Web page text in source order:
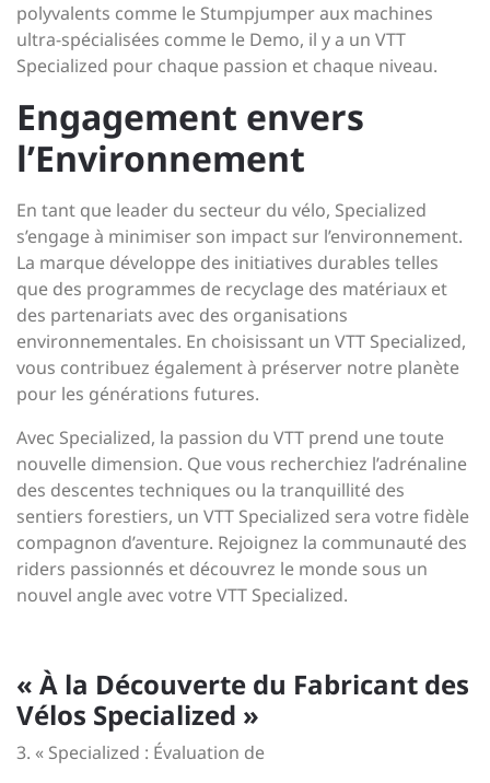
polyvalents comme le Stumpjumper aux machines
ultra-spécialisées comme le Demo, il y a un VTT
Specialized pour chaque passion et chaque niveau.
Engagement envers
l’Environnement
En tant que leader du secteur du vélo, Specialized
s’engage à minimiser son impact sur l’environnement.
La marque développe des initiatives durables telles
que des programmes de recyclage des matériaux et
des partenariats avec des organisations
environnementales. En choisissant un VTT Specialized,
vous contribuez également à préserver notre planète
pour les générations futures.
Avec Specialized, la passion du VTT prend une toute
nouvelle dimension. Que vous recherchiez l’adrénaline
des descentes techniques ou la tranquillité des
sentiers forestiers, un VTT Specialized sera votre fidèle
compagnon d’aventure. Rejoignez la communauté des
riders passionnés et découvrez le monde sous un
nouvel angle avec votre VTT Specialized.
« À la Découverte du Fabricant des
Vélos Specialized »
3. « Specialized : Évaluation de